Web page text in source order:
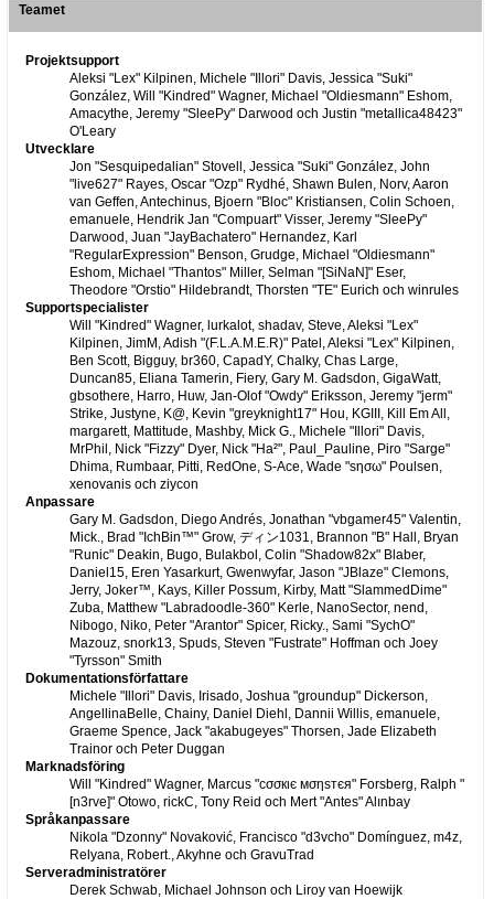
Teamet
Projektsupport
Aleksi "Lex" Kilpinen, Michele "Illori" Davis, Jessica "Suki"
González, Will "Kindred" Wagner, Michael "Oldiesmann" Eshom,
Amacythe, Jeremy "SleePy" Darwood och Justin "metallica48423"
O'Leary
Utvecklare
Jon "Sesquipedalian" Stovell, Jessica "Suki" González, John
"live627" Rayes, Oscar "Ozp" Rydhé, Shawn Bulen, Norv, Aaron
van Geffen, Antechinus, Bjoern "Bloc" Kristiansen, Colin Schoen,
emanuele, Hendrik Jan "Compuart" Visser, Jeremy "SleePy"
Darwood, Juan "JayBachatero" Hernandez, Karl
"RegularExpression" Benson, Grudge, Michael "Oldiesmann"
Eshom, Michael "Thantos" Miller, Selman "[SiNaN]" Eser,
Theodore "Orstio" Hildebrandt, Thorsten "TE" Eurich och winrules
Supportspecialister
Will "Kindred" Wagner, lurkalot, shadav, Steve, Aleksi "Lex"
Kilpinen, JimM, Adish "(F.L.A.M.E.R)" Patel, Aleksi "Lex" Kilpinen,
Ben Scott, Bigguy, br360, CapadY, Chalky, Chas Large,
Duncan85, Eliana Tamerin, Fiery, Gary M. Gadsdon, GigaWatt,
gbsothere, Harro, Huw, Jan-Olof "Owdy" Eriksson, Jeremy "jerm"
Strike, Justyne, K@, Kevin "greyknight17" Hou, KGIII, Kill Em All,
margarett, Mattitude, Mashby, Mick G., Michele "Illori" Davis,
MrPhil, Nick "Fizzy" Dyer, Nick "Ha²", Paul_Pauline, Piro "Sarge"
Dhima, Rumbaar, Pitti, RedOne, S-Ace, Wade "sησω" Poulsen,
xenovanis och ziycon
Anpassare
Gary M. Gadsdon, Diego Andrés, Jonathan "vbgamer45" Valentin,
Mick., Brad "IchBin™" Grow, ディン1031, Brannon "B" Hall, Bryan
"Runic" Deakin, Bugo, Bulakbol, Colin "Shadow82x" Blaber,
Daniel15, Eren Yasarkurt, Gwenwyfar, Jason "JBlaze" Clemons,
Jerry, Joker™, Kays, Killer Possum, Kirby, Matt "SlammedDime"
Zuba, Matthew "Labradoodle-360" Kerle, NanoSector, nend,
Nibogo, Niko, Peter "Arantor" Spicer, Ricky., Sami "SychO"
Mazouz, snork13, Spuds, Steven "Fustrate" Hoffman och Joey
"Tyrsson" Smith
Dokumentationsförfattare
Michele "Illori" Davis, Irisado, Joshua "groundup" Dickerson,
AngellinaBelle, Chainy, Daniel Diehl, Dannii Willis, emanuele,
Graeme Spence, Jack "akabugeyes" Thorsen, Jade Elizabeth
Trainor och Peter Duggan
Marknadsföring
Will "Kindred" Wagner, Marcus "cσσкιє мσηѕтєя" Forsberg, Ralph "
[n3rve]" Otowo, rickC, Tony Reid och Mert "Antes" Alınbay
Språkanpassare
Nikola "Dzonny" Novaković, Francisco "d3vcho" Domínguez, m4z,
Relyana, Robert., Akyhne och GravuTrad
Serveradministratörer
Derek Schwab, Michael Johnson och Liroy van Hoewijk